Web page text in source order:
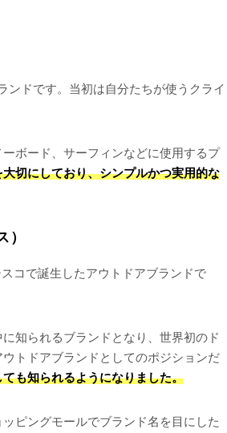
ンドです。当初は自分たちが使うクライ
ボード、サーフィンなどに使用するプ
切にしており、シンプルかつ実用的な
コで誕生したアウトドアブランドで
知られるブランドとなり、世界初のド
トドアブランドとしてのポジションだ
も知られるようになりました。
ピングモールでブランド名を目にした